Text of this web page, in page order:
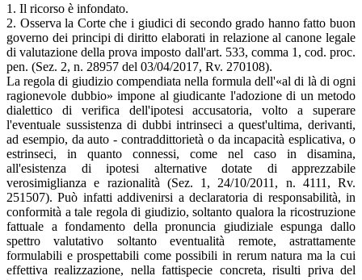
1. Il ricorso è infondato.
2. Osserva la Corte che i giudici di secondo grado hanno fatto buon
governo dei principi di diritto elaborati in relazione al canone legale
di valutazione della prova imposto dall'art. 533, comma 1, cod. proc.
pen. (Sez. 2, n. 28957 del 03/04/2017, Rv. 270108).
La regola di giudizio compendiata nella formula dell'«al di là di ogni
ragionevole dubbio» impone al giudicante l'adozione di un metodo
dialettico di verifica dell'ipotesi accusatoria, volto a superare
l'eventuale sussistenza di dubbi intrinseci a quest'ultima, derivanti,
ad esempio, da auto - contraddittorietà o da incapacità esplicativa, o
estrinseci, in quanto connessi, come nel caso in disamina,
all'esistenza di ipotesi alternative dotate di apprezzabile
verosimiglianza e razionalità (Sez. 1, 24/10/2011, n. 4111, Rv.
251507). Può infatti addivenirsi a declaratoria di responsabilità, in
conformità a tale regola di giudizio, soltanto qualora la ricostruzione
fattuale a fondamento della pronuncia giudiziale espunga dallo
spettro valutativo soltanto eventualità remote, astrattamente
formulabili e prospettabili come possibili in rerum natura ma la cui
effettiva realizzazione, nella fattispecie concreta, risulti priva del